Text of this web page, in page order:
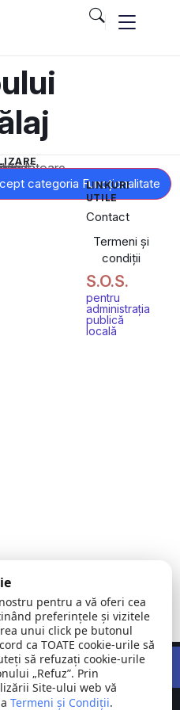
categoria Funcționalitate
LINKURI
UTILE
Contact
Termeni și
condiții
S.O.S.
pentru
administrația
publică
locală
© Toate
Relații Publice SRL
pentru a vă oferi cea
preferințele și vizitele
unui click pe butonul
ca TOATE cookie-urile să
să refuzați cookie-urile
„Refuz”. Prin
Site-ului web vă
Termeni și Condiții.